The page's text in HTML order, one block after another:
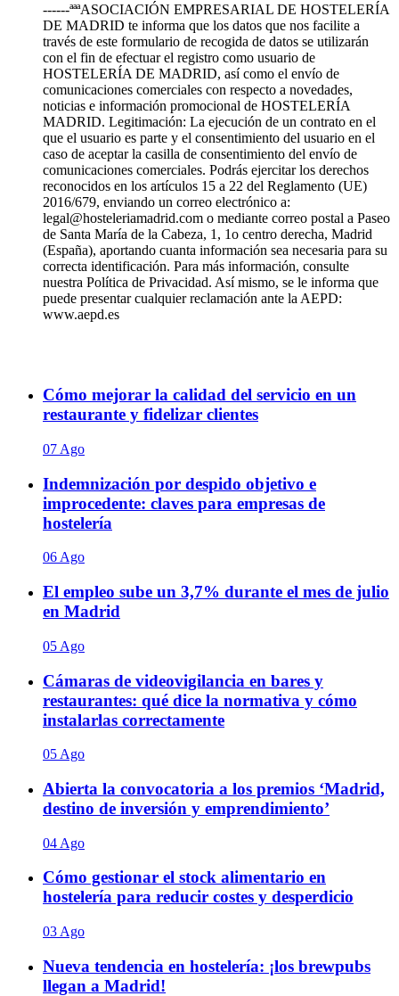
------ªªªASOCIACIÓN EMPRESARIAL DE HOSTELERÍA
DE MADRID te informa que los datos que nos facilite a
través de este formulario de recogida de datos se utilizarán
con el fin de efectuar el registro como usuario de
HOSTELERÍA DE MADRID, así como el envío de
comunicaciones comerciales con respecto a novedades,
noticias e información promocional de HOSTELERÍA
MADRID. Legitimación: La ejecución de un contrato en el
que el usuario es parte y el consentimiento del usuario en el
caso de aceptar la casilla de consentimiento del envío de
comunicaciones comerciales. Podrás ejercitar los derechos
reconocidos en los artículos 15 a 22 del Reglamento (UE)
2016/679, enviando un correo electrónico a:
legal@hosteleriamadrid.com o mediante correo postal a Paseo
de Santa María de la Cabeza, 1, 1o centro derecha, Madrid
(España), aportando cuanta información sea necesaria para su
correcta identificación. Para más información, consulte
nuestra Política de Privacidad. Así mismo, se le informa que
puede presentar cualquier reclamación ante la AEPD:
www.aepd.es
Cómo mejorar la calidad del servicio en un
restaurante y fidelizar clientes
07 Ago
Indemnización por despido objetivo e
improcedente: claves para empresas de
hostelería
06 Ago
El empleo sube un 3,7% durante el mes de julio
en Madrid
05 Ago
Cámaras de videovigilancia en bares y
restaurantes: qué dice la normativa y cómo
instalarlas correctamente
05 Ago
Abierta la convocatoria a los premios ‘Madrid,
destino de inversión y emprendimiento’
04 Ago
Cómo gestionar el stock alimentario en
hostelería para reducir costes y desperdicio
03 Ago
Nueva tendencia en hostelería: ¡los brewpubs
llegan a Madrid!